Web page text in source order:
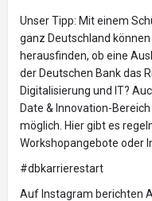
Unser Tipp: Mit einem
ganz Deutschland
herausfinden, ob eine
der Deutschen Bank das
Digitalisierung und IT?
Date & Innovation-
möglich. Hier gibt es
Workshopangebote oder
#dbkarrierestart
Auf Instagram berichten